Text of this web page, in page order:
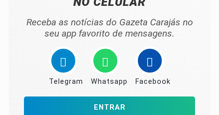
Receba as notícias do Gazeta Carajás no
seu app favorito de mensagens.
Telegram Whatsapp Facebook
ENTRAR